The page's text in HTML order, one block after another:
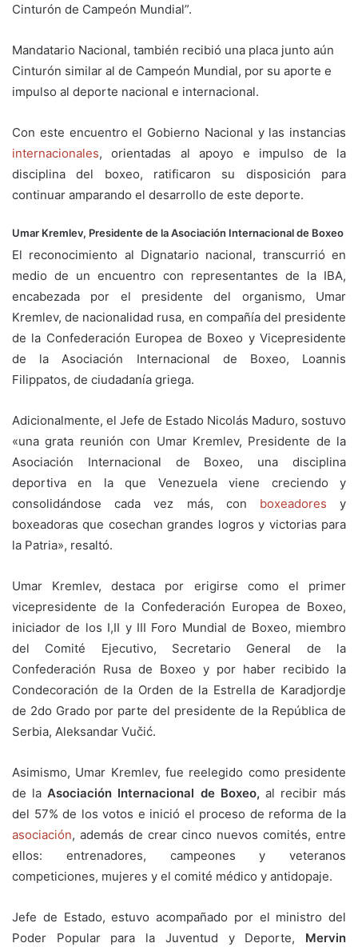
Cinturón de Campeón Mundial”.
Mandatario Nacional, también recibió una placa junto aún
Cinturón similar al de Campeón Mundial, por su aporte e
impulso al deporte nacional e internacional.
Con este encuentro el Gobierno Nacional y las instancias
internacionales, orientadas al apoyo e impulso de la
disciplina del boxeo, ratificaron su disposición para
continuar amparando el desarrollo de este deporte.
Umar Kremlev, Presidente de la Asociación Internacional de Boxeo
El reconocimiento al Dignatario nacional, transcurrió en
medio de un encuentro con representantes de la IBA,
encabezada por el presidente del organismo, Umar
Kremlev, de nacionalidad rusa, en compañía del presidente
de la Confederación Europea de Boxeo y Vicepresidente
de la Asociación Internacional de Boxeo, Loannis
Filippatos, de ciudadanía griega.
Adicionalmente, el Jefe de Estado Nicolás Maduro, sostuvo
«una grata reunión con Umar Kremlev, Presidente de la
Asociación Internacional de Boxeo, una disciplina
deportiva en la que Venezuela viene creciendo y
consolidándose cada vez más, con boxeadores y
boxeadoras que cosechan grandes logros y victorias para
la Patria», resaltó.
Umar Kremlev, destaca por erigirse como el primer
vicepresidente de la Confederación Europea de Boxeo,
iniciador de los I,II y III Foro Mundial de Boxeo, miembro
del Comité Ejecutivo, Secretario General de la
Confederación Rusa de Boxeo y por haber recibido la
Condecoración de la Orden de la Estrella de Karadjordje
de 2do Grado por parte del presidente de la República de
Serbia, Aleksandar Vučić.
Asimismo, Umar Kremlev, fue reelegido como presidente
de laAsociación Internacional de Boxeo, al recibir más
del 57% de los votos e inició el proceso de reforma de la
asociación, además de crear cinco nuevos comités, entre
ellos: entrenadores, campeones y veteranos
competiciones, mujeres y el comité médico y antidopaje.
Jefe de Estado, estuvo acompañado por el ministro del
Poder Popular para la Juventud y Deporte, Mervin